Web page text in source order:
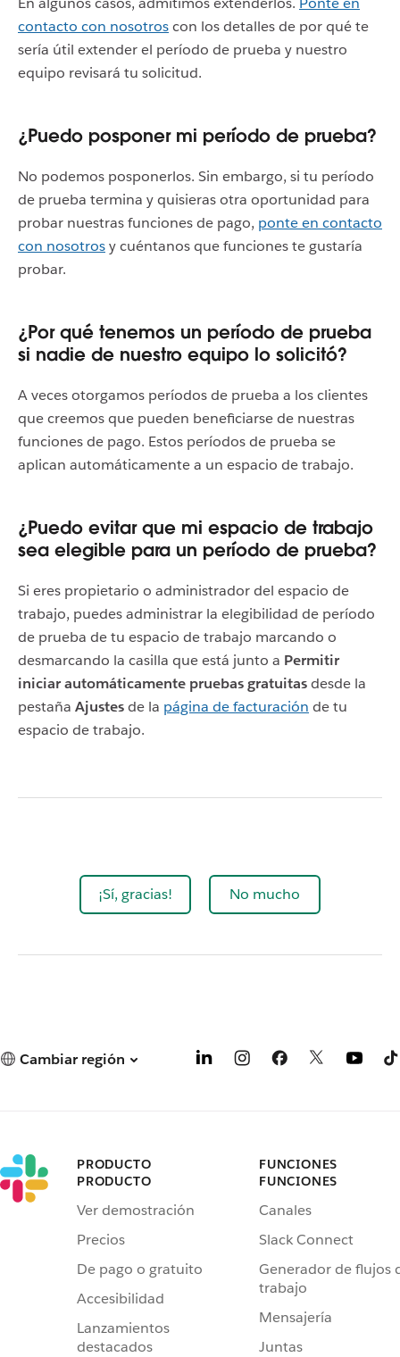
contacto con nosotroscon los detalles de por qué te
sería útil extender el período de prueba y nuestro
equipo revisará tu solicitud.
¿Puedo posponer mi período de prueba?
No podemos posponerlos. Sin embargo, si tu período
de prueba termina y quisieras otra oportunidad para
probar nuestras funciones de pago, ponte en contacto
con nosotrosy cuéntanos que funciones te gustaría
probar.
¿Por qué tenemos un período de prueba
si nadie de nuestro equipo lo solicitó?
A veces otorgamos períodos de prueba a los clientes
que creemos que pueden beneficiarse de nuestras
funciones de pago. Estos períodos de prueba se
aplican automáticamente a un espacio de trabajo.
¿Puedo evitar que mi espacio de trabajo
sea elegible para un período de prueba?
Si eres propietario o administrador del espacio de
trabajo, puedes administrar la elegibilidad de período
de prueba de tu espacio de trabajo marcando o
desmarcando la casilla que está junto a Permitir
iniciar automáticamente pruebas gratuitasdesde la
pestaña Ajustesde la página de facturación de tu
espacio de trabajo.
¡Sí, gracias! No mucho
Cambiar región
PRODUCTO
PRODUCTO
Ver demostración
Precios
De pago o gratuito
Accesibilidad
Lanzamientos
destacados
FUNCIONES
FUNCIONES
Canales
Slack Connect
Generador de flujos
trabajo
Mensajería
Juntas